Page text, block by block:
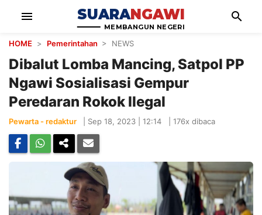
menu SUARANGAWI
MEMBANGUN NEGERI
search
HOME > Pemerintahan > NEWS
Dibalut Lomba Mancing, Satpol PP
Ngawi Sosialisasi Gempur
Peredaran Rokok Ilegal
Pewarta - redaktur Sep 18, 2023 | 12:14 176x dibaca